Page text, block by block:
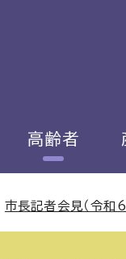
高齢者
市長記者会見（令和6